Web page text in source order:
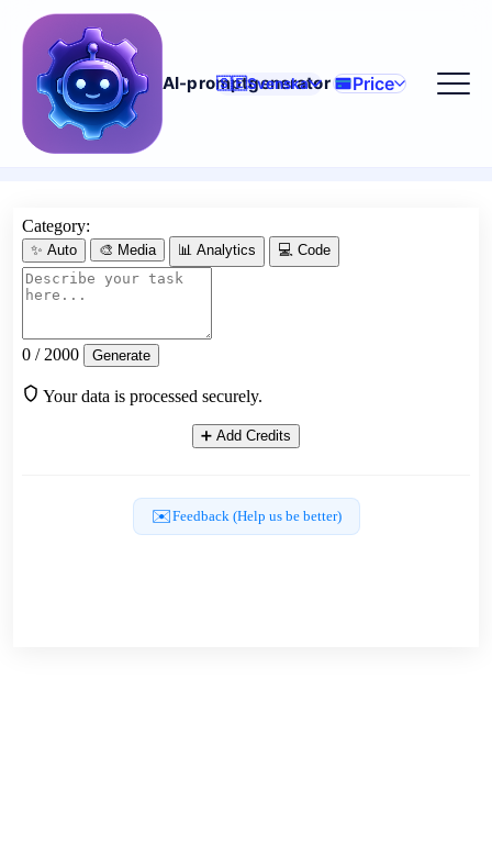
AI-promptgenerator
🇸🇪Svenska Price